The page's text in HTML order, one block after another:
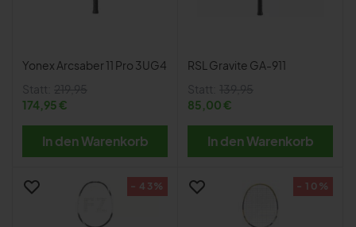
Yonex Arcsaber 11 Pro 3UG4
Statt: 219,95
174,95 €
In den Warenkorb
RSL Gravite GA-911
Statt: 139,95
85,00 €
In den Warenkorb
- 43% - 10%